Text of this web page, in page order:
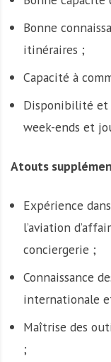
Bonne
itinéraires ;
Capacité à
Disponibilité et
week-ends et
Atouts
Expérience
l’aviation
conciergerie ;
Connaissance
internationale
Maîtrise des
;